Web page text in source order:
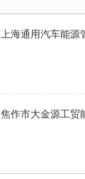
上海通用汽车能
焦作市大金源工贸